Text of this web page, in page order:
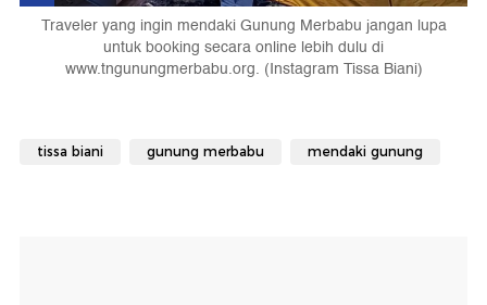
Traveler yang ingin mendaki Gunung Merbabu jangan lupa
untuk booking secara online lebih dulu di
www.tngunungmerbabu.org. (Instagram Tissa Biani)
tissa biani gunung merbabu mendaki gunung